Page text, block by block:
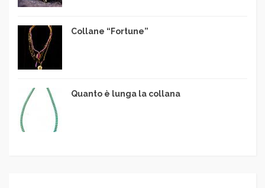
Collane “Fortune”
Quanto è lunga la collana